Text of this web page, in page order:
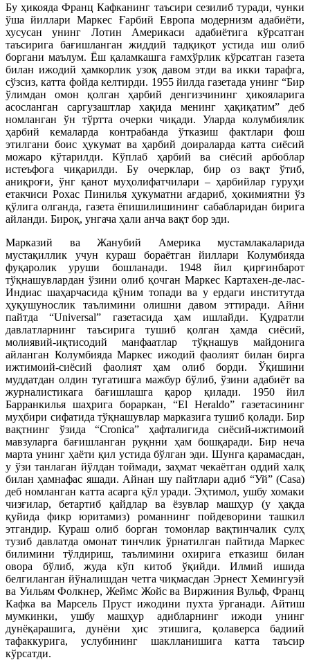
Бу ҳикояда Франц Кафканинг таъсири сезилиб туради, чунки
ўша йиллари Маркес Ғарбий Европа модернизм адабиёти,
хусусан унинг Лотин Америкаси адабиётига кўрсатган
таъсирига бағишланган жиддий тадқиқот устида иш олиб
боргани маълум. Ёш қаламкашга ғамхўрлик кўрсатган газета
билан ижодий ҳамкорлик узоқ давом этди ва икки тарафга,
сўзсиз, катта фойда келтирди. 1955 йилда газетада унинг “Бир
ўлимдан омон қолган ҳарбий денгизчининг ҳикояларига
асосланган саргузаштлар хақида менинг ҳақиқатим” деб
номланган ўн тўртта очерки чиқади. Уларда колумбиялик
ҳарбий кемаларда контрабанда ўтказиш фактлари фош
этилгани боис ҳукумат ва ҳарбий доираларда катта сиёсий
можаро кўтарилди. Кўплаб ҳарбий ва сиёсий арбоблар
истеъфога чиқарилди. Бу очерклар, бир оз вақт ўтиб,
аниқроғи, ўнг қанот муҳолифатчилари – ҳарбийлар гуруҳи
етакчиси Рохас Пинилья ҳукуматни ағдариб, ҳокимиятни ўз
қўлига олганда, газета ёпишилишининг сабабларидан бирига
айланди. Бироқ, унгача ҳали анча вақт бор эди.
Марказий ва Жанубий Америка мустамлакаларида
мустақиллик учун кураш бораётган йиллари Колумбияда
фуқаролик уруши бошланади. 1948 йил қирғинбарот
тўқнашувлардан ўзини олиб қочган Маркес Картахен-де-лас-
Индиас шаҳарчасида қўним топади ва у ердаги институтда
ҳуқушунослик таълимини олишни давом эттиради. Айни
пайтда “Universal” газетасида ҳам ишлайди. Қудратли
давлатларнинг таъсирига тушиб қолган ҳамда сиёсий,
молиявий-иқтисодий манфаатлар тўқнашув майдонига
айланган Колумбияда Маркес ижодий фаолият билан бирга
ижтимоий-сиёсий фаолият ҳам олиб борди. Ўқишини
муддатдан олдин тугатишга мажбур бўлиб, ўзини адабиёт ва
журналистикага бағишлашга қарор қилади. 1950 йил
Барранкилья шаҳрига бораркан, “El Heraldo” газетасининг
муҳбири сифатида тўқнашувлар марказига тушиб қолади. Бир
вақтнинг ўзида “Cronica” ҳафталигида сиёсий-ижтимоий
мавзуларга бағишланган руқнни ҳам бошқаради. Бир неча
марта унинг ҳаёти қил устида бўлган эди. Шунга қарамасдан,
у ўзи танлаган йўлдан тоймади, заҳмат чекаётган оддий халқ
билан ҳамнафас яшади. Айнан шу пайтлари адиб “Уй” (Casa)
деб номланган катта асарга қўл уради. Эҳтимол, ушбу хомаки
чизғилар, бетартиб қайдлар ва ёзувлар машҳур (у ҳақда
қуйида фикр юритамиз) романнинг пойдеворини ташкил
этгандир. Кураш олиб борган томонлар вақтинчалик сулҳ
тузиб давлатда омонат тинчлик ўрнатилган пайтида Маркес
билимини тўлдириш, таълимини охирига етказиш билан
овора бўлиб, жуда кўп китоб ўқийди. Илмий ишида
белгиланган йўналишдан четга чиқмасдан Эрнест Хемингуэй
ва Уильям Фолкнер, Жеймс Жойс ва Виржиния Вульф, Франц
Кафка ва Марсель Пруст ижодини пухта ўрганади. Айтиш
мумкинки, ушбу машҳур адибларнинг ижоди унинг
дунёқарашига, дунёни ҳис этишига, қолаверса бадиий
тафаккурига, услубининг шаклланишига катта таъсир
кўрсатди.